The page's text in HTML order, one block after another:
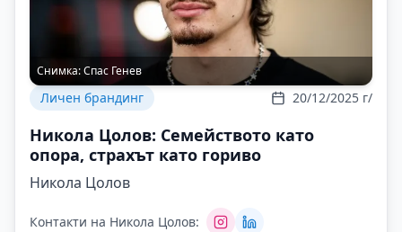
Снимка:Спас Генев
Личен брандинг 20/12/2025 г/
Никола Цолов: Семейството като
опора, страхът като гориво
Никола Цолов
Контакти на Никола Цолов: